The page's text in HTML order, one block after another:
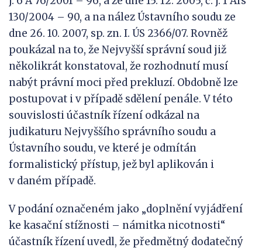
130/2004 – 90, a na nález Ústavního soudu ze
dne 26. 10. 2007, sp. zn. I. ÚS 2366/07. Rovněž
poukázal na to, že Nejvyšší správní soud již
několikrát konstatoval, že rozhodnutí musí
nabýt právní moci před prekluzí. Obdobně lze
postupovat i v případě sdělení penále. V této
souvislosti účastník řízení odkázal na
judikaturu Nejvyššího správního soudu a
Ústavního soudu, ve které je odmítán
formalistický přístup, jež byl aplikován i
v daném případě.
V podání označeném jako „doplnění vyjádření
ke kasační stížnosti – námitka nicotnosti“
účastník řízení uvedl, že předmětný dodatečný